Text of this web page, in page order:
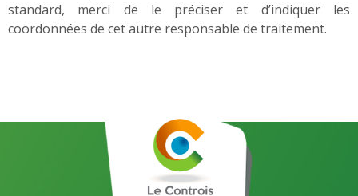
standard, merci de le préciser et d’indiquer les
coordonnées de cet autre responsable de traitement.